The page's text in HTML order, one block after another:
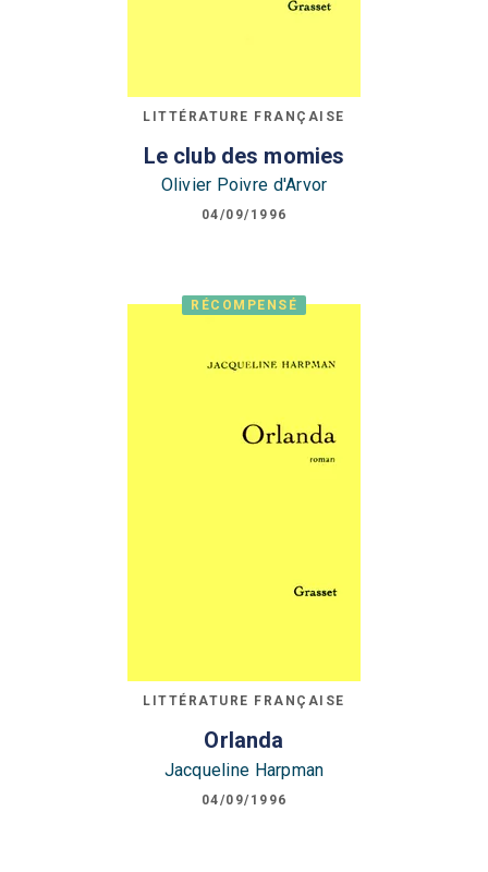
LITTÉRATURE FRANÇAISE
Le club des momies
Olivier Poivre d'Arvor
04/09/1996
RÉCOMPENSÉ
LITTÉRATURE FRANÇAISE
Orlanda
Jacqueline Harpman
04/09/1996